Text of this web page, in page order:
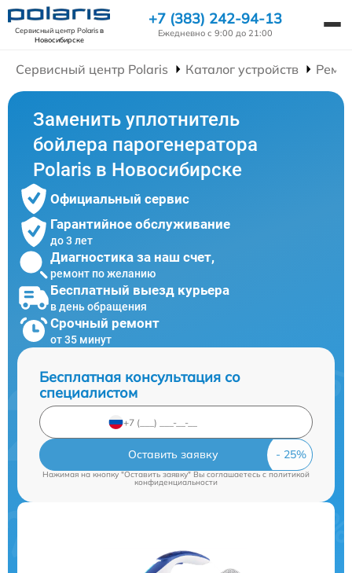
Сервисный центр Polarisв
Новосибирске
+7 (383) 242-94-13
Ежедневно с 9:00 до 21:00
Сервисный центр Polaris Каталог устройств
Заменить уплотнитель
бойлера парогенератора
Polaris в Новосибирске
Официальный сервис
Гарантийное обслуживание
до 3 лет
Диагностика за наш счет,
ремонт по желанию
Бесплатный выезд курьера
в день обращения
Срочный ремонт
от 35 минут
Бесплатная консультация со
специалистом
Оставить заявку
Нажимая на кнопку "Оставить заявку" Вы соглашаетесь cполитикой
конфиденциальности